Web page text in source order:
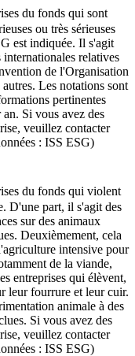
du fonds qui sont
ou très sérieuses
est indiquée. Il s'agit
relatives
de l'Organisation
Les notations sont
pertinentes
Si vous avez des
veuillez contacter
: ISS ESG)
du fonds qui violent
D'une part, il s'agit des
sur des animaux
Deuxièmement, cela
intensive pour
de la viande,
entreprises qui élèvent,
leur fourrure et leur cuir.
animale à des
Si vous avez des
veuillez contacter
: ISS ESG)